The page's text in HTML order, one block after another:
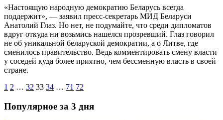
«Настоящую народную демократию Беларусь всегда
поддержит», — заявил пресс-секретарь МИД Беларуси
Анатолий Глаз. Но нет, не подумайте, что среди дипломатов
вдруг откуда ни возьмись нашелся прозревший. Глаз говорил
не об уникальной беларуской демократии, а о Литве, где
сменилось правительство. Ведь комментировать смену власти
у соседей куда более приятно, чем бессменную власть в своей
стране.
1 2 … 32 33 34 … 71 72
Популярное за 3 дня